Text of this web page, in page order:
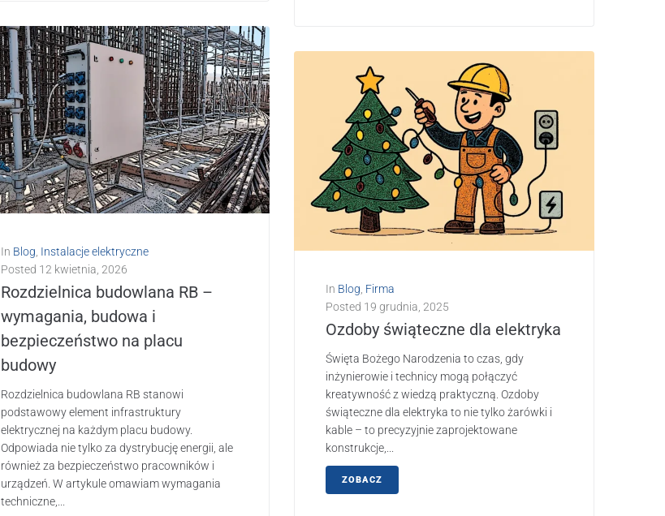
In Blog, Instalacje elektryczne
Posted 12 kwietnia, 2026
Rozdzielnica budowlana RB –
wymagania, budowa i
bezpieczeństwo na placu
budowy
Rozdzielnica budowlana RB stanowi
podstawowy element infrastruktury
elektrycznej na każdym placu budowy.
Odpowiada nie tylko za dystrybucję energii, ale
również za bezpieczeństwo pracowników i
urządzeń. W artykule omawiam wymagania
techniczne,...
In Blog, Firma
Posted 19 grudnia, 2025
Ozdoby świąteczne dla elektryka
Święta Bożego Narodzenia to czas, gdy
inżynierowie i technicy mogą połączyć
kreatywność z wiedzą praktyczną. Ozdoby
świąteczne dla elektryka to nie tylko żarówki i
kable – to precyzyjnie zaprojektowane
konstrukcje,...
ZOBACZ